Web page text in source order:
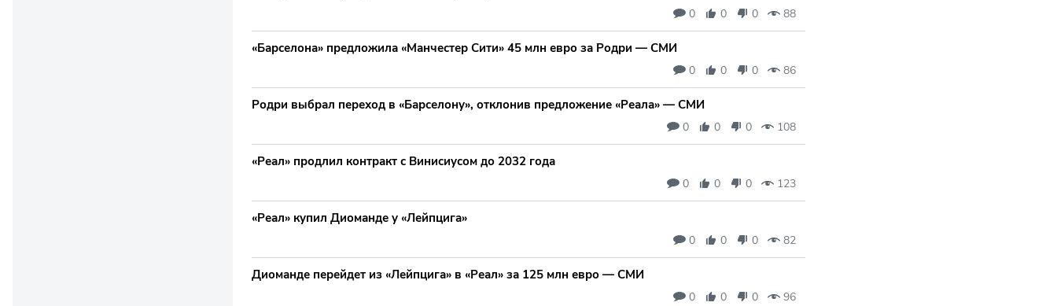
0 0 0 88
«Барселона» предложила «Манчестер Сити» 45 млн евро за Родри — СМИ
0 0 0 86
Родри выбрал переход в «Барселону», отклонив предложение «Реала» — СМИ
0 0 0 108
«Реал» продлил контракт с Винисиусом до 2032 года
0 0 0 123
«Реал» купил Диоманде у «Лейпцига»
0 0 0 82
Диоманде перейдет из «Лейпцига» в «Реал» за 125 млн евро — СМИ
0 0 0 96